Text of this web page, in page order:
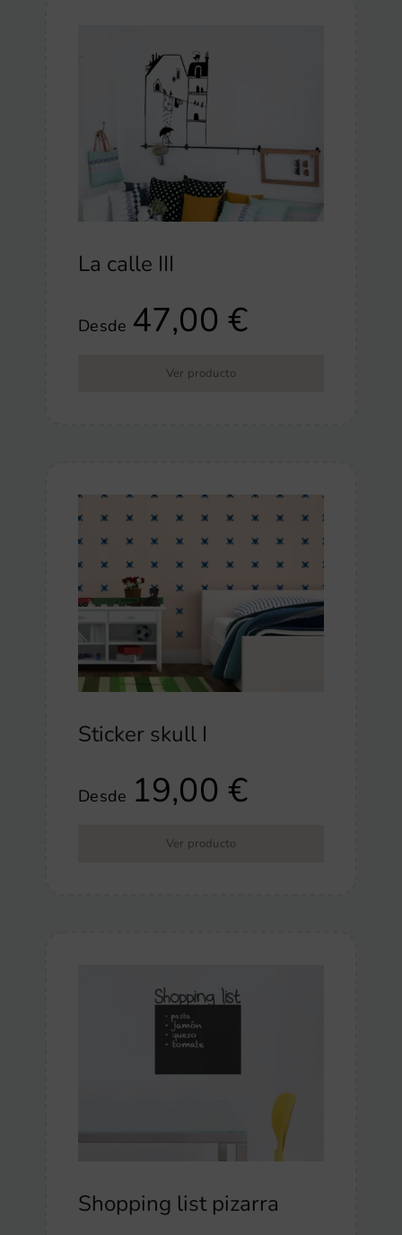
La calle III
Desde 47,00€
Ver producto
Sticker skull I
Desde 19,00€
Ver producto
Shopping list pizarra